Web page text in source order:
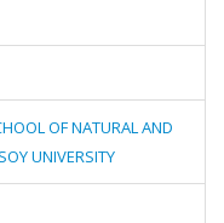
OF NATURAL AND
UNIVERSITY